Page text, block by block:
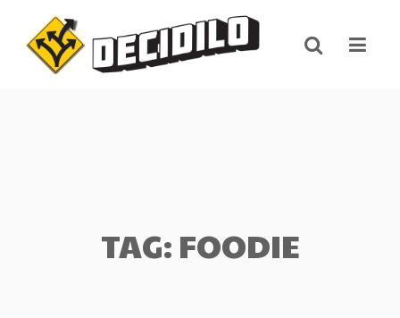
content
TAG: FOODIE